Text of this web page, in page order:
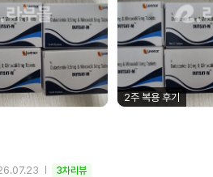
2주 복용 후기
3차리뷰